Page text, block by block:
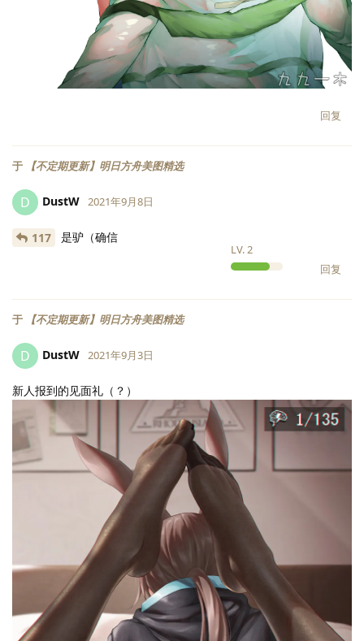
回复
于 【不定期更新】明日方舟美图精选
D DustW
LV.2
2021年9月8日
117 是驴（确信
回复
于 【不定期更新】明日方舟美图精选
D DustW
LV.2
2021年9月3日
新人报到的见面礼（？）